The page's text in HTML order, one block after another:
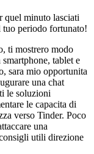
quel minuto lasciati
tuo periodo fortunato!
ti mostrero modo
tablet e
sara mio opportunita
una chat
le soluzioni
le capacita di
verso Tinder. Poco
una
utili direzione